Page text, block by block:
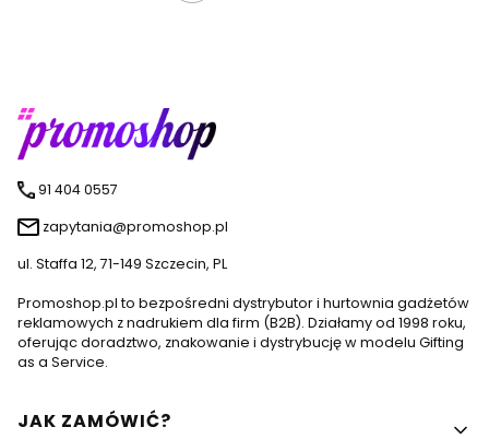
91 404 0557
zapytania@promoshop.pl
ul. Staffa 12, 71-149 Szczecin, PL
Promoshop.pl to bezpośredni dystrybutor i hurtownia gadżetów
reklamowych z nadrukiem dla firm (B2B). Działamy od 1998 roku,
oferując doradztwo, znakowanie i dystrybucję w modelu Gifting
as a Service.
Linki w stopce
JAK ZAMÓWIĆ?